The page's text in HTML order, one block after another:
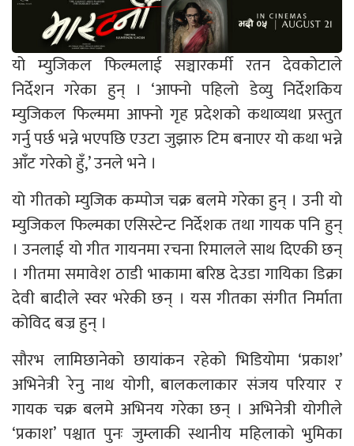
यो म्युजिकल फिल्मलाई सञ्चारकर्मी रतन देवकोटाले
निर्देशन गरेका हुन् । ‘आफ्नो पहिलो डेव्यु निर्देशकिय
म्युजिकल फिल्ममा आफ्नो गृह प्रदेशको कथाव्यथा प्रस्तुत
गर्नु पर्छ भन्ने भएपछि एउटा जुझारु टिम बनाएर यो कथा भन्ने
आँट गरेको हुँ,’ उनले भने ।
यो गीतको म्युजिक कम्पोज चक्र बलमे गरेका हुन् । उनी यो
म्युजिकल फिल्मका एसिस्टेन्ट निर्देशक तथा गायक पनि हुन्
। उनलाई यो गीत गायनमा रचना रिमालले साथ दिएकी छन्
। गीतमा समावेश ठाडी भाकामा बरिष्ठ देउडा गायिका डिक्रा
देवी बादीले स्वर भरेकी छन् । यस गीतका संगीत निर्माता
कोविद बज्र हुन् ।
सौरभ लामिछानेको छायांकन रहेको भिडियोमा ‘प्रकाश’
अभिनेत्री रेनु नाथ योगी, बालकलाकार संजय परियार र
गायक चक्र बलमे अभिनय गरेका छन् । अभिनेत्री योगीले
‘प्रकाश’ पश्चात पुनः जुम्लाकी स्थानीय महिलाको भुमिका